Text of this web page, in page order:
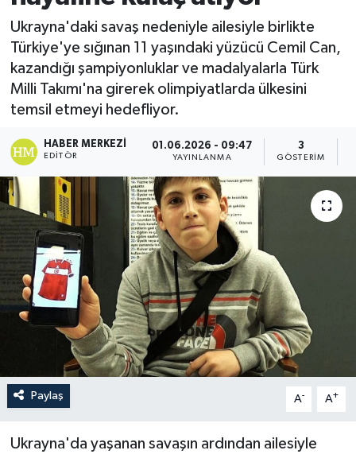
Ukrayna'daki savaş nedeniyle ailesiyle birlikte
Türkiye'ye sığınan 11 yaşındaki yüzücü Cemil Can,
kazandığı şampiyonluklar ve madalyalarla Türk
Milli Takımı'na girerek olimpiyatlarda ülkesini
temsil etmeyi hedefliyor.
HABER MERKEZI
EDITÖR
01.06.2026 - 09:47
YAYINLANMA
3
GÖSTERIM
Paylaş A- A+
Ukrayna'da yaşanan savaşın ardından ailesiyle